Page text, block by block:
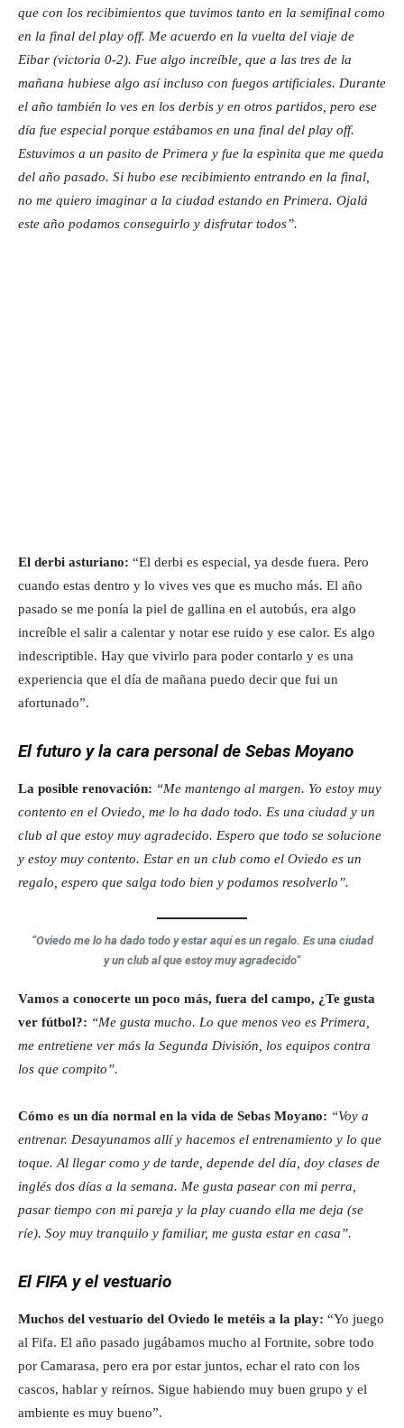
que con los recibimientos que tuvimos tanto en la semifinal como
en la final del play off. Me acuerdo en la vuelta del viaje de
Eibar (victoria 0-2). Fue algo increíble, que a las tres de la
mañana hubiese algo así incluso con fuegos artificiales. Durante
el año también lo ves en los derbis y en otros partidos, pero ese
día fue especial porque estábamos en una final del play off.
Estuvimos a un pasito de Primera y fue la espìnita que me queda
del año pasado. Si hubo ese recibimiento entrando en la final,
no me quiero imaginar a la ciudad estando en Primera. Ojalá
este año podamos conseguirlo y disfrutar todos”.
El derbi asturiano: “El derbi es especial, ya desde fuera. Pero
cuando estas dentro y lo vives ves que es mucho más. El año
pasado se me ponía la piel de gallina en el autobús, era algo
increíble el salir a calentar y notar ese ruido y ese calor. Es algo
indescriptible. Hay que vivirlo para poder contarlo y es una
experiencia que el día de mañana puedo decir que fui un
afortunado”.
El futuro y la cara personal de Sebas Moyano
La posible renovación: “Me mantengo al margen. Yo estoy muy
contento en el Oviedo, me lo ha dado todo. Es una ciudad y un
club al que estoy muy agradecido. Espero que todo se solucione
y estoy muy contento. Estar en un club como el Oviedo es un
regalo, espero que salga todo bien y podamos resolverlo”.
“Oviedo me lo ha dado todo y estar aquí es un regalo. Es una ciudad
y un club al que estoy muy agradecido”
Vamos a conocerte un poco más, fuera del campo, ¿Te gusta
ver fútbol?: “Me gusta mucho. Lo que menos veo es Primera,
me entretiene ver más la Segunda División, los equipos contra
los que compito”.
Cómo es un día normal en la vida de Sebas Moyano: “Voy a
entrenar. Desayunamos allí y hacemos el entrenamiento y lo que
toque. Al llegar como y de tarde, depende del día, doy clases de
inglés dos días a la semana. Me gusta pasear con mi perra,
pasar tiempo con mi pareja y la play cuando ella me deja (se
ríe). Soy muy tranquilo y familiar, me gusta estar en casa”.
El FIFA y el vestuario
Muchos del vestuario del Oviedo le metéis a la play: “Yo juego
al Fifa. El año pasado jugábamos mucho al Fortnite, sobre todo
por Camarasa, pero era por estar juntos, echar el rato con los
cascos, hablar y reírnos. Sigue habiendo muy buen grupo y el
ambiente es muy bueno”.